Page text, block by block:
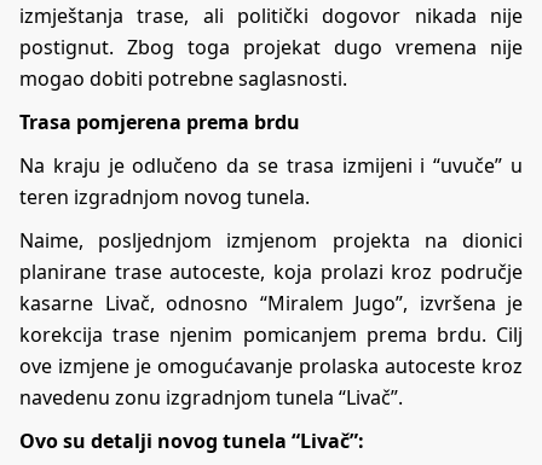
izmještanja trase, ali politički dogovor nikada nije
postignut. Zbog toga projekat dugo vremena nije
mogao dobiti potrebne saglasnosti.
Trasa pomjerena prema brdu
Na kraju je odlučeno da se trasa izmijeni i “uvuče” u
teren izgradnjom novog tunela.
Naime, posljednjom izmjenom projekta na dionici
planirane trase autoceste, koja prolazi kroz područje
kasarne Livač, odnosno “Miralem Jugo”, izvršena je
korekcija trase njenim pomicanjem prema brdu. Cilj
ove izmjene je omogućavanje prolaska autoceste kroz
navedenu zonu izgradnjom tunela “Livač”.
Ovo su detalji novog tunela “Livač”: